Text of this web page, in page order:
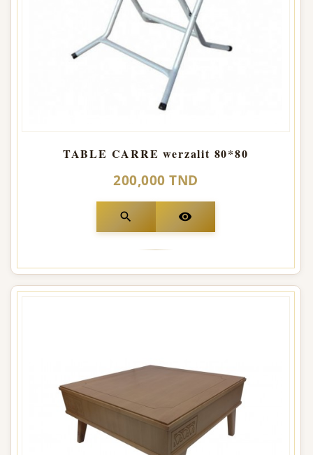
TABLE CARRE werzalit 80*80
200,000 TND
search visibility